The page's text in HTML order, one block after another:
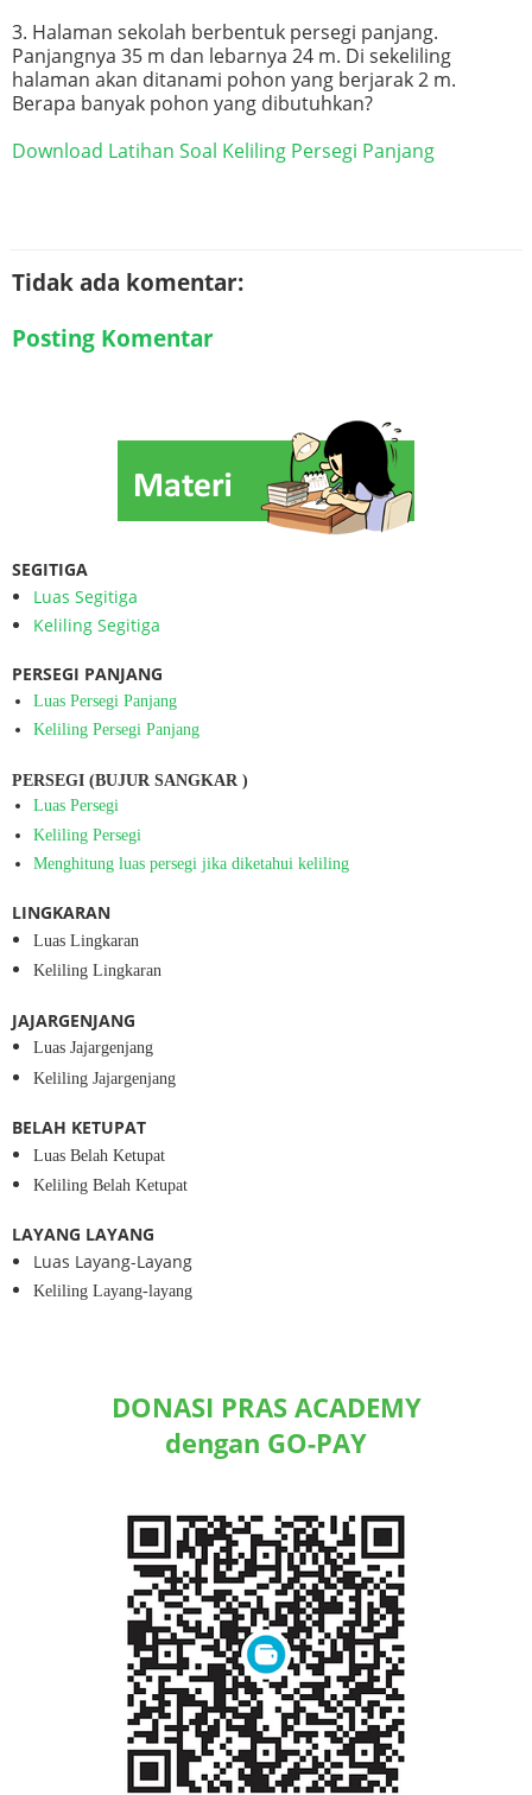
3. Halaman sekolah berbentuk persegi panjang.
Panjangnya 35 m dan lebarnya 24 m. Di sekeliling
halaman akan ditanami pohon yang berjarak 2 m.
Berapa banyak pohon yang dibutuhkan?
Download Latihan Soal Keliling Persegi Panjang
Tidak ada komentar:
Posting Komentar
SEGITIGA
Luas Segitiga
Keliling Segitiga
PERSEGI PANJANG
Luas Persegi Panjang
Keliling Persegi Panjang
PERSEGI (BUJUR SANGKAR )
Luas Persegi
Keliling Persegi
Menghitung luas persegi jika diketahui keliling
LINGKARAN
Luas Lingkaran
Keliling Lingkaran
JAJARGENJANG
Luas Jajargenjang
Keliling Jajargenjang
BELAH KETUPAT
Luas Belah Ketupat
Keliling Belah Ketupat
LAYANG LAYANG
Luas Layang-Layang
Keliling Layang-layang
DONASI PRAS ACADEMY
dengan GO-PAY